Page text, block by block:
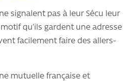
signalent pas à leur Sécu leur
qu’ils gardent une adresse
facilement faire des allers-
mutuelle française et